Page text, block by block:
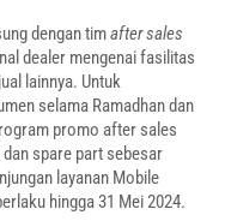
dengan timafter sales
dealer mengenai fasilitas
lainnya. Untuk
selama Ramadhan dan
promo after sales
spare part sebesar
layanan Mobile
hingga 31 Mei 2024.